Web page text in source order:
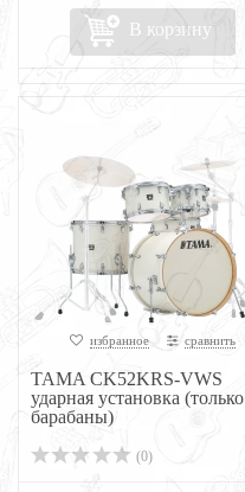
В корзину
избранное сравнить
TAMA CK52KRS-VWS
ударная установка (только
барабаны)
(0)